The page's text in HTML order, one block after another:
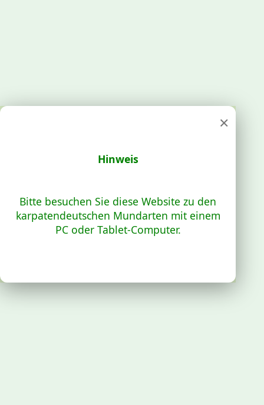
×
Hinweis
Bitte besuchen Sie diese Website zu den
karpatendeutschen Mundarten mit einem
PC oder Tablet-Computer.